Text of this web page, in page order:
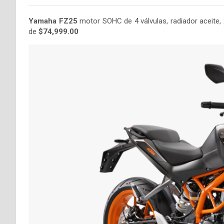
Yamaha FZ25motor SOHC de 4 válvulas, radiador
de $74,999.00